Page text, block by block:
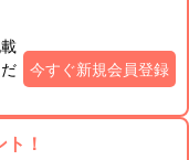
今すぐ新規会員登録
！